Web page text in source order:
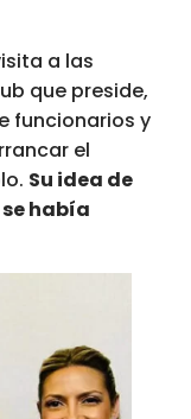
a las
que preside,
funcionarios y
el
Su idea de
había